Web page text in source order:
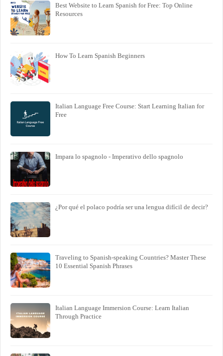
Best Website to Learn Spanish for Free: Top Online
Resources
How To Learn Spanish Beginners
Italian Language Free Course: Start Learning Italian for
Free
Impara lo spagnolo - Imperativo dello spagnolo
¿Por qué el polaco podría ser una lengua difícil de decir?
Traveling to Spanish-speaking Countries? Master These
10 Essential Spanish Phrases
Italian Language Immersion Course: Learn Italian
Through Practice